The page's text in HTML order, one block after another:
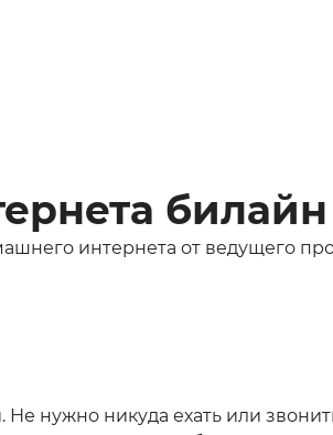
билайн
интернета от ведущего
нужно никуда ехать или